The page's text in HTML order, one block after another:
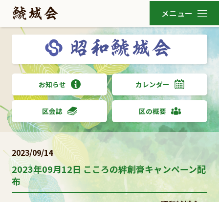
お知らせ カレンダー
区会誌 区の概要
2023/09/14
2023年09月12日 こころの絆創膏キャンペーン配
布